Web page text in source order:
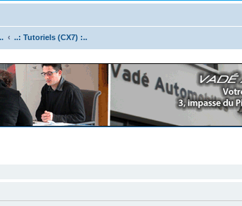
..: Tutoriels (CX7) :..